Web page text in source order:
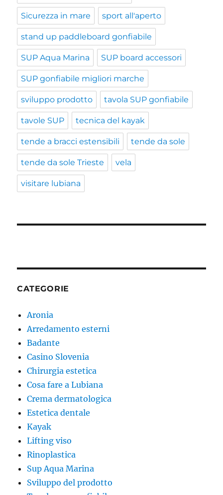
Sicurezza in mare sport all'aperto
stand up paddleboard gonfiabile
SUP Aqua Marina SUP board accessori
SUP gonfiabile migliori marche
sviluppo prodotto tavola SUP gonfiabile
tavole SUP tecnica del kayak
tende a bracci estensibili tende da sole
tende da sole Trieste vela
visitare lubiana
CATEGORIE
Aronia
Arredamento esterni
Badante
Casino Slovenia
Chirurgia estetica
Cosa fare a Lubiana
Crema dermatologica
Estetica dentale
Kayak
Lifting viso
Rinoplastica
Sup Aqua Marina
Sviluppo del prodotto